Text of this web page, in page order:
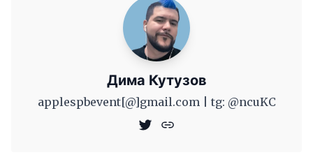
Дима Кутузов
applespbevent[@]gmail.com | tg: @ncuKC